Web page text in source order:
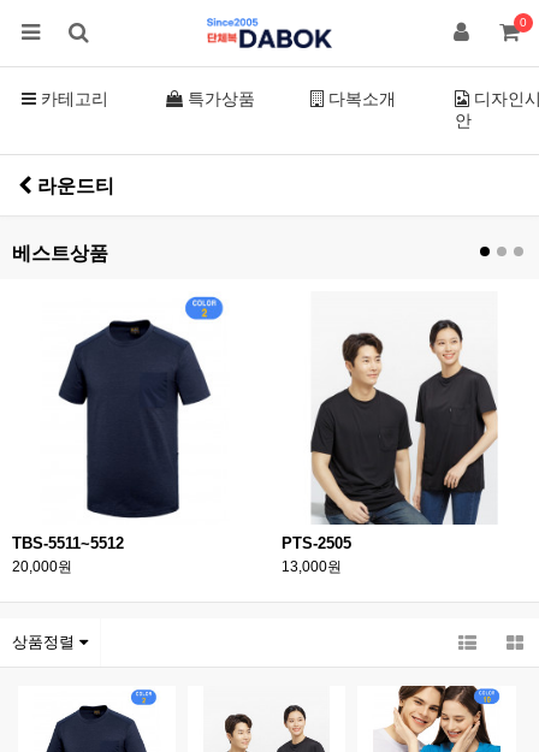
0
카테고리 특가상품 다복소개
디자인
안
라운드티
베스트상품
TBS-5511~5512
20,000원
PTS-2505
13,000원
상품정렬